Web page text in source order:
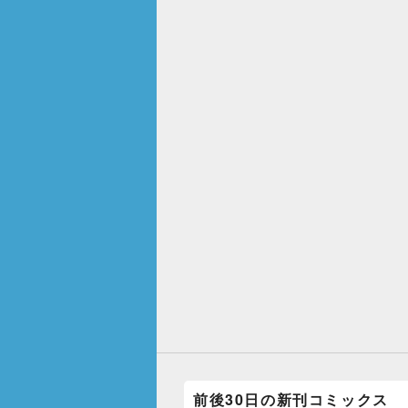
前後30日の新刊コミックス